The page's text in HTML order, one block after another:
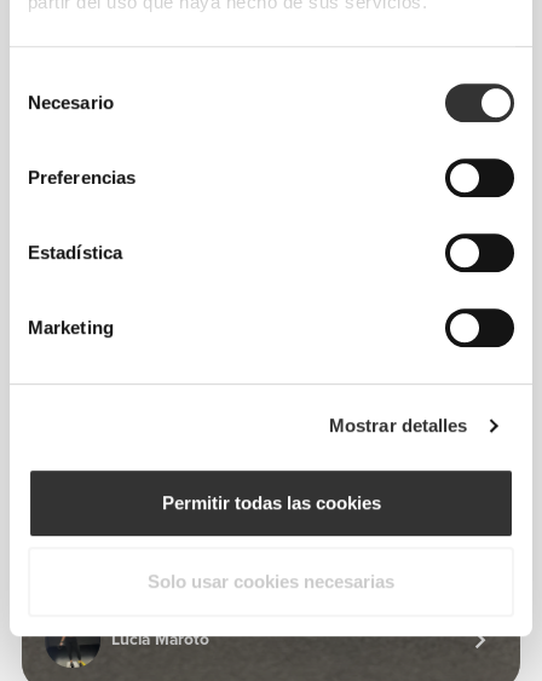
Necesario
Preferencias
Estadística
Marketing
Mostrar detalles
Permitir todas las cookies
Solo usar cookies necesarias
25
Lucía Maroto